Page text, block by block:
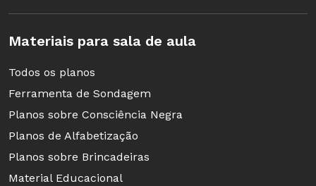
Materiais para sala de aula
Todos os planos
Ferramenta de Sondagem
Planos sobre Consciência Negra
Planos de Alfabetização
Planos sobre Brincadeiras
Material Educacional